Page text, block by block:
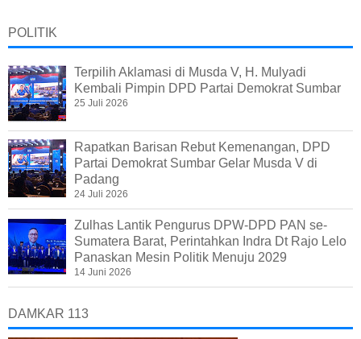
POLITIK
Terpilih Aklamasi di Musda V, H. Mulyadi
Kembali Pimpin DPD Partai Demokrat Sumbar
25 Juli 2026
Rapatkan Barisan Rebut Kemenangan, DPD
Partai Demokrat Sumbar Gelar Musda V di
Padang
24 Juli 2026
Zulhas Lantik Pengurus DPW-DPD PAN se-
Sumatera Barat, Perintahkan Indra Dt Rajo Lelo
Panaskan Mesin Politik Menuju 2029
14 Juni 2026
DAMKAR 113